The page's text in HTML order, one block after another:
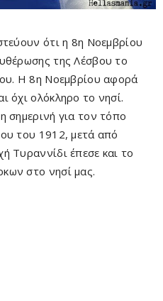
ότι η 8η Νοεμβρίου
της Λέσβου το
Η 8η Νοεμβρίου αφορά
όχι ολόκληρο το νησί.
σημερινή για τον τόπο
του 1912, μετά από
Τυραννίδι έπεσε και το
στο νησί μας.